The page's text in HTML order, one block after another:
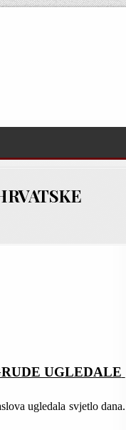
UGLEDALE
ugledala svjetlo dana.